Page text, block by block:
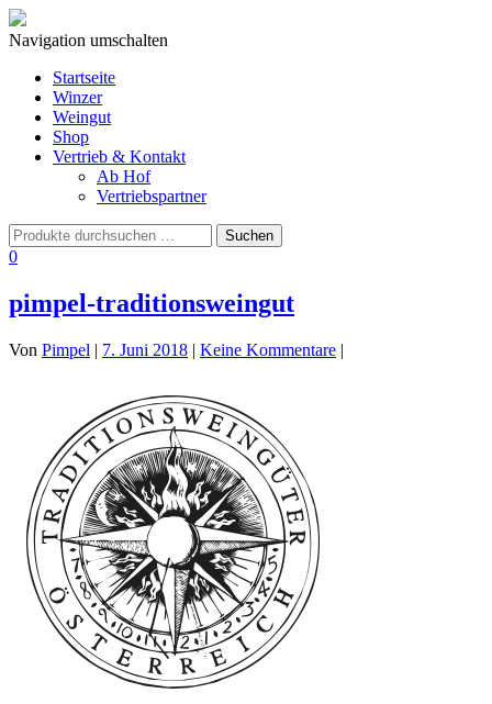
Navigation umschalten
Startseite
Winzer
Weingut
Shop
Vertrieb & Kontakt
Ab Hof
Vertriebspartner
0
pimpel-traditionsweingut
Von Pimpel | 7. Juni 2018 | Keine Kommentare |